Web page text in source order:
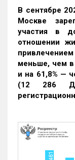
В сентябре
Москве
участия в
отношении
меньше, чем
и на 61,8% —
(12 286